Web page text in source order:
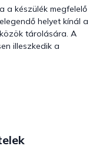
a készülék megfelelő
elegendő helyet kínál a
tárolására. A
illeszkedik a